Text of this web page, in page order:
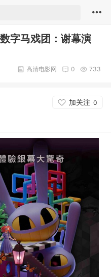
字马戏团：谢幕演
733
0
高清电影网
加关注 0